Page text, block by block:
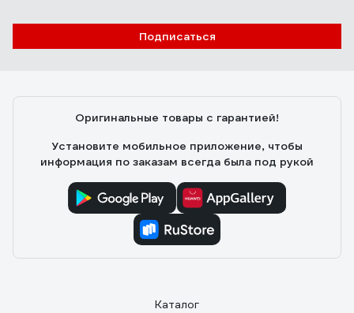
Подписаться
Оригинальные товары с гарантией!
Установите мобильное приложение, чтобы
информация по заказам всегда была под рукой
Каталог